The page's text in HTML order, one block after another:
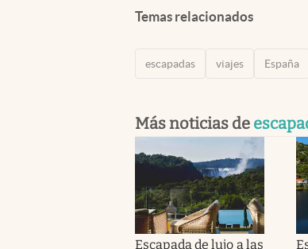
Temas relacionados
escapadas viajes España
Más noticias de
Escapada de lujo a las